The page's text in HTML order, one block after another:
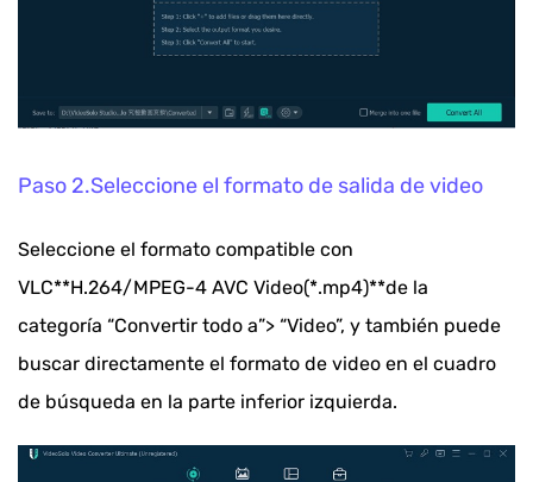
Paso 2.Seleccione el formato de salida de video
Seleccione el formato compatible con
VLC**H.264/MPEG-4 AVC Video(*.mp4)**de la
categoría “Convertir todo a”> “Video”, y también puede
buscar directamente el formato de video en el cuadro
de búsqueda en la parte inferior izquierda.